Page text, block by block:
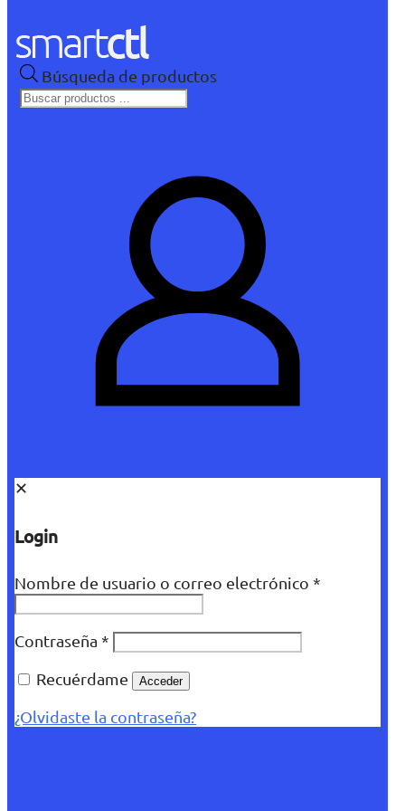
Búsqueda de productos
✕
Login
Nombre de usuario o correo electrónico *
Contraseña *
Recuérdame
Acceder
¿Olvidaste la contraseña?